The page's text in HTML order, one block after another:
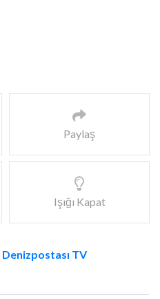
Paylaş
Işığı Kapat
Denizpostası TV